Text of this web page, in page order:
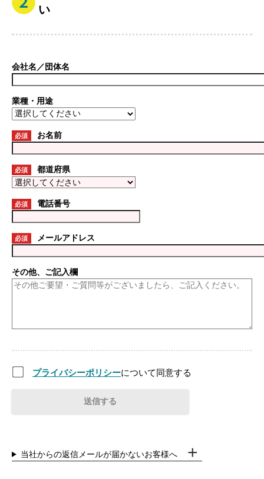
い
会社名／団体名
業種・用途
必須 お名前
必須 都道府県
必須 電話番号
必須 メールアドレス
その他、ご記入欄
プライバシーポリシーについて同意する
当社からの返信メールが届かないお客様へ